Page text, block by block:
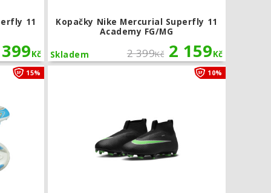
11
Kč
Kopačky Nike Mercurial Superfly 11
Academy FG/MG
2 399Kč 2 159Kč
Skladem
FG/MG
15% Dětské kopačky adidas F50 Messi League Laceless FG
10%